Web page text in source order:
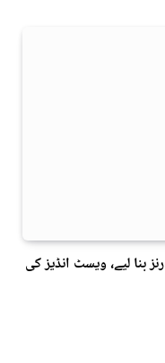
پاکستان نے پہلی اننگز دو وکٹوں پر 266 رنز بنا لیے، ویسٹ انڈیز کی